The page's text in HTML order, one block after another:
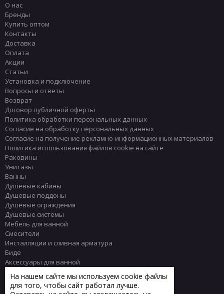
О нас
Бренды
Купить оптом
Контакты
Доставка
Оплата
Акции
Статьи
Установка и подключение
Вопросы и ответы
Возврат
Договор публичной оферты
Политика обработки персональных данных
Согласие на обработку персональных данных
Согласие на получение рекламно-информационных материалов
Политика использования файлов cookie на сайте
Раковины
Унитазы
Ванны
Душевые кабины
Душевые поддоны
Душевые ограждения
Душевые системы
Мебель для ванной
Смесители
Инсталляции и сливная арматура
Биде
Аксессуары для ванной
Полотенцесушители
Комплектующие
На нашем сайте мы используем cookie файлы
для того, чтобы сайт работал лучше.